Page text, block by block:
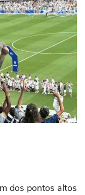
dos pontos altos